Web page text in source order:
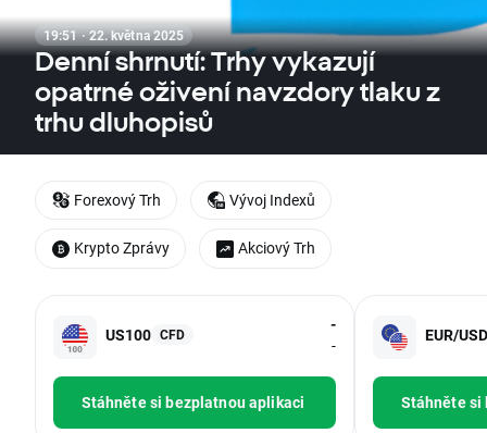
19:51 · 22. května 2025
Denní shrnutí: Trhy vykazují
opatrné oživení navzdory tlaku z
trhu dluhopisů
US100 CFD
-
-
Stáhněte si bezplatnou aplikaci
EUR/USD
Stáhněte
Forexový Trh Vývoj Indexů
Krypto Zprávy Akciový Trh